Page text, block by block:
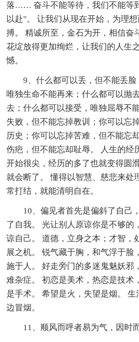
落…… 奋斗不能等待，我们不能等
以赴"。 让我们从现在开始，为理
搏。 精诚所至，金石为开，相信奋
花绽放得更加绚烂，让我们的人生
憾。
9、什么都可以丢，但不能丢脸
唯独生命不能再来；什么都可以抛
去；什么都可以接受，唯独屈辱不
失败，但不能忘掉教训；你可以忘
历史；你可以忘掉苦难，但不能忘
伤疤，但不能忘却耻辱。 人生的经
开始很尖，经历的多了也就变得圆
就会断了。 懂得以智慧、慈悲来处
常打结，就能清明自在。
10、偏见者首先是偏斜了自己
了自我。 光让别人原谅你是不够的
谅自己。 道德，立身之本；才智，
展之机。 锐气藏于胸，和气浮于脸
施于人。 好走旁门的多迷鬼魅妖邪
难杂症。 初恋是美术，热恋是技术
是手术。 希望是火，失望是烟。
边冒烟。
11、顺风而呼者易为气，因时